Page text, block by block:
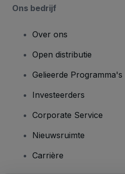
Ons bedrijf
Over ons
Open distributie
Gelieerde Programma's
Investeerders
Corporate Service
Nieuwsruimte
Carrière